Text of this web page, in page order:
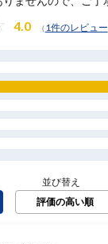
4.0 （1件のレビュー
並び替え
評価の高い順